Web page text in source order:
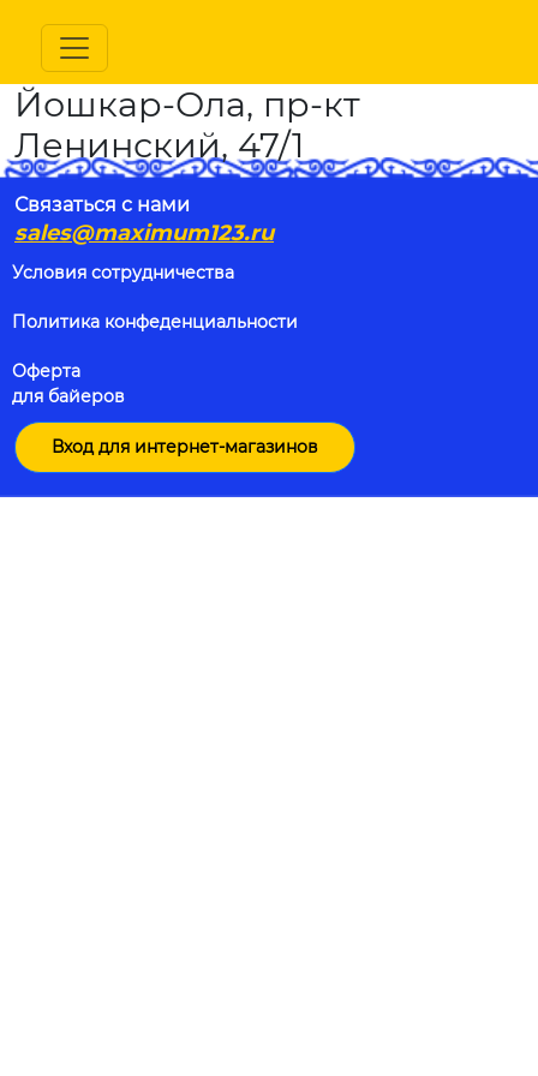
Йошкар-Ола, пр-кт
Ленинский, 47/1
Связаться с нами
sales@maximum123.ru
Условия сотрудничества
Политика конфеденциальности
Оферта
для байеров
Вход для интернет-магазинов